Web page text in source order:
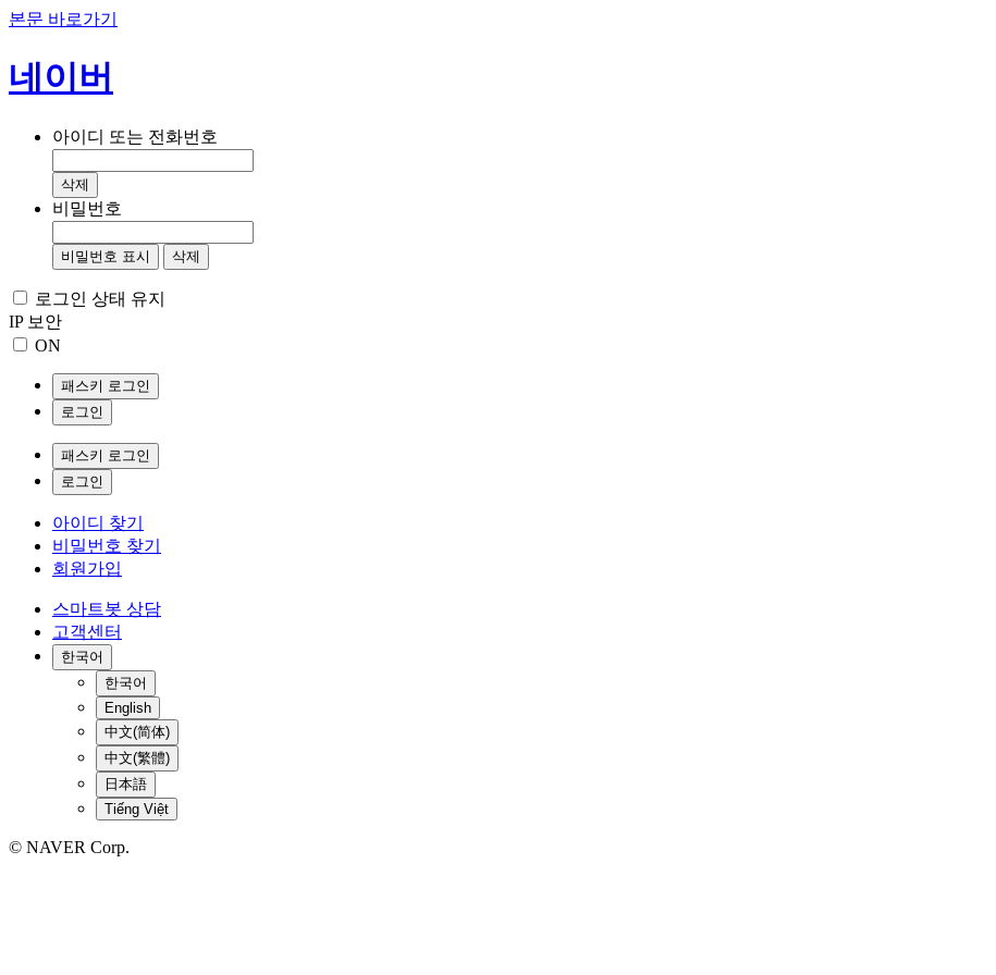
본문 바로가기
네이버
아이디 또는 전화번호
삭제
비밀번호
비밀번호 표시 삭제
로그인 상태 유지
IP 보안
ON
패스키 로그인
로그인
패스키 로그인
로그인
아이디 찾기
비밀번호 찾기
회원가입
스마트봇 상담
고객센터
한국어
한국어
English
中文(简体)
中文(繁體)
日本語
Tiếng Việt
© NAVER Corp.